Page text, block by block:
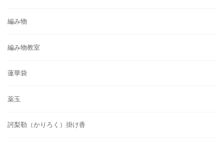
編み物
編み物教室
蓮華袋
薬玉
訶梨勒（かりろく）掛け香